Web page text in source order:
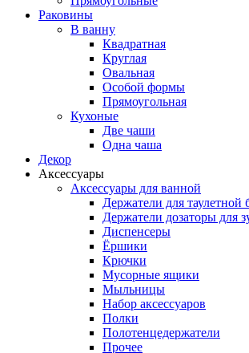
Раковины
В ванну
Квадратная
Круглая
Овальная
Особой формы
Прямоугольная
Кухоные
Две чаши
Одна чаша
Декор
Аксессуары
Аксессуары для ванной
Держатели для таулетной
Держатели дозаторы для
Диспенсеры
Ёршики
Крючки
Мусорные ящики
Мыльницы
Набор аксессуаров
Полки
Полотенцедержатели
Прочее